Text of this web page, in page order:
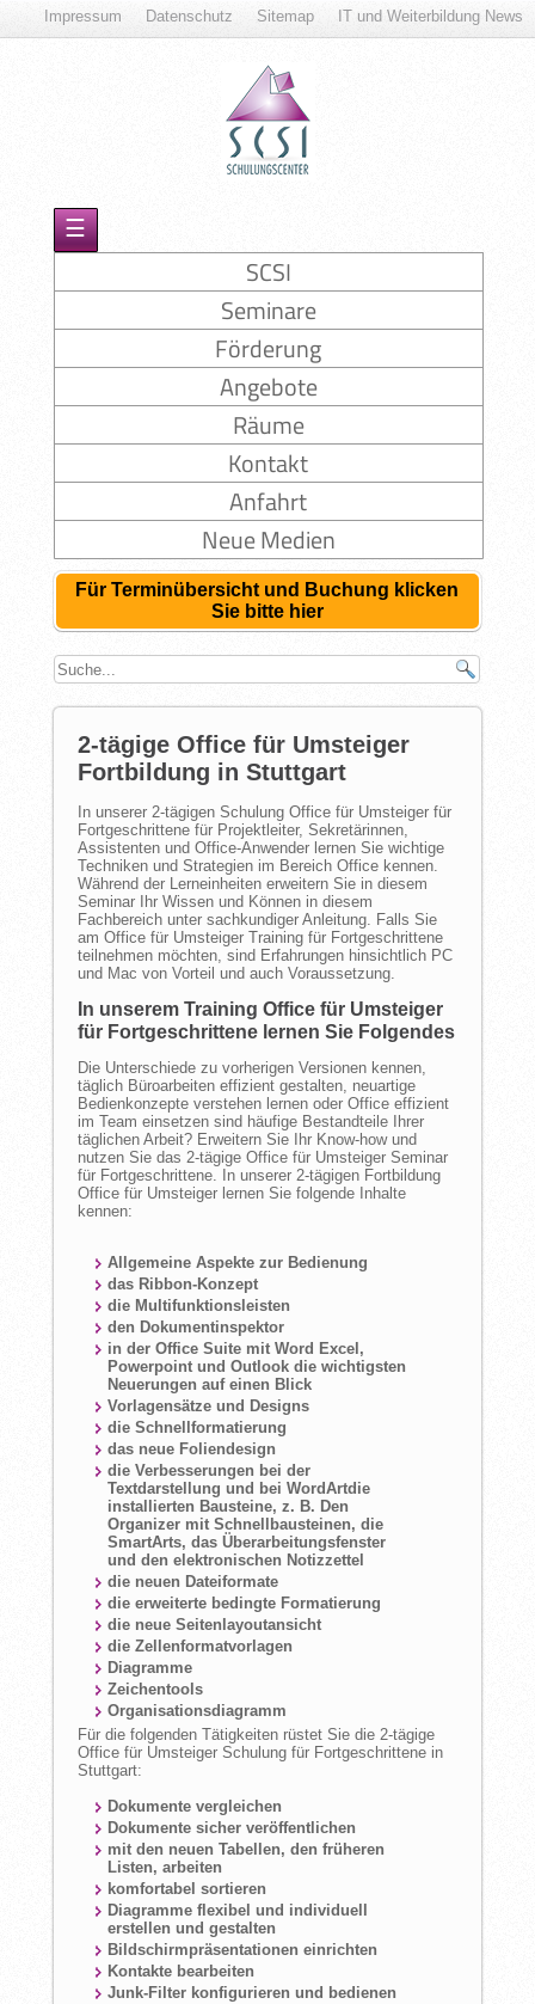
IT und Weiterbildung News
Sitemap
Datenschutz
Impressum
☰
SCSI
Seminare
Förderung
Angebote
Räume
Kontakt
Anfahrt
Neue Medien
Für Terminübersicht und Buchung klicken
Sie bitte hier
2-tägige Office für Umsteiger
Fortbildung in Stuttgart
In unserer 2-tägigen Schulung Office für Umsteiger für
Fortgeschrittene für Projektleiter, Sekretärinnen,
Assistenten und Office-Anwender lernen Sie wichtige
Techniken und Strategien im Bereich Office kennen.
Während der Lerneinheiten erweitern Sie in diesem
Seminar Ihr Wissen und Können in diesem
Fachbereich unter sachkundiger Anleitung. Falls Sie
am Office für Umsteiger Training für Fortgeschrittene
teilnehmen möchten, sind Erfahrungen hinsichtlich PC
und Mac von Vorteil und auch Voraussetzung.
In unserem Training Office für Umsteiger
für Fortgeschrittene lernen Sie Folgendes
Die Unterschiede zu vorherigen Versionen kennen,
täglich Büroarbeiten effizient gestalten, neuartige
Bedienkonzepte verstehen lernen oder Office effizient
im Team einsetzen sind häufige Bestandteile Ihrer
täglichen Arbeit? Erweitern Sie Ihr Know-how und
nutzen Sie das 2-tägige Office für Umsteiger Seminar
für Fortgeschrittene. In unserer 2-tägigen Fortbildung
Office für Umsteiger lernen Sie folgende Inhalte
kennen:
Allgemeine Aspekte zur Bedienung
das Ribbon-Konzept
die Multifunktionsleisten
den Dokumentinspektor
in der Office Suite mit Word Excel,
Powerpoint und Outlook die wichtigsten
Neuerungen auf einen Blick
Vorlagensätze und Designs
die Schnellformatierung
das neue Foliendesign
die Verbesserungen bei der
Textdarstellung und bei WordArtdie
installierten Bausteine, z. B. Den
Organizer mit Schnellbausteinen, die
SmartArts, das Überarbeitungsfenster
und den elektronischen Notizzettel
die neuen Dateiformate
die erweiterte bedingte Formatierung
die neue Seitenlayoutansicht
die Zellenformatvorlagen
Diagramme
Zeichentools
Organisationsdiagramm
Für die folgenden Tätigkeiten rüstet Sie die 2-tägige
Office für Umsteiger Schulung für Fortgeschrittene in
Stuttgart:
Dokumente vergleichen
Dokumente sicher veröffentlichen
mit den neuen Tabellen, den früheren
Listen, arbeiten
komfortabel sortieren
Diagramme flexibel und individuell
erstellen und gestalten
Bildschirmpräsentationen einrichten
Kontakte bearbeiten
Junk-Filter konfigurieren und bedienen